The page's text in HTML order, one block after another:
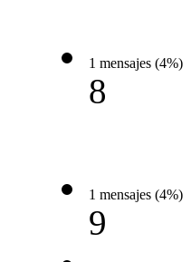
1 mensajes (4%)
8
1 mensajes (4%)
9